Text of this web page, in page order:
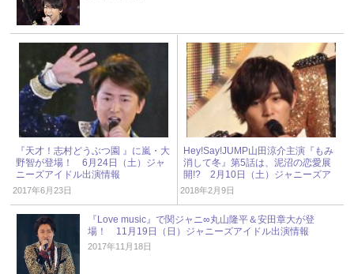
『天才！志村どうぶつ園 』に嵐・大
野智が登場！ 6月24日（土）ジャ
ニーズアイドル出演情報
2017年6月23日
Hey!Say!JUMP山田涼介主演『もみ
消して冬』第5話は、泥沼の恋愛展
開!? 2月10日（土）ジャニーズア
イドル出演情報
2018年2月9日
『Love music』で関ジャニ∞丸山隆平＆安田章大が登
場！ 11月19日（日）ジャニーズアイドル出演情報
2017年11月18日